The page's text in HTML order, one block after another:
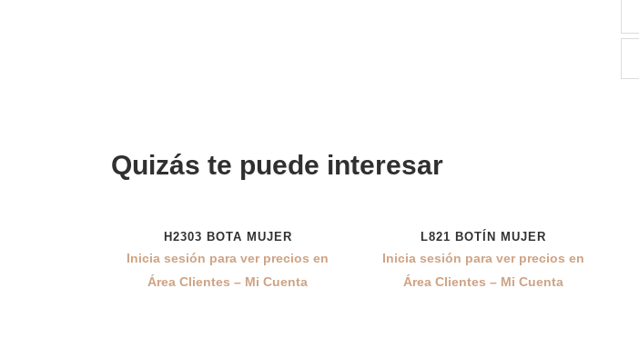
Quizás te puede interesar
H2303 BOTA MUJER
Inicia sesión para ver precios en
Área Clientes – Mi Cuenta
L821 BOTÍN MUJER
Inicia sesión para ver precios en
Área Clientes – Mi Cuenta